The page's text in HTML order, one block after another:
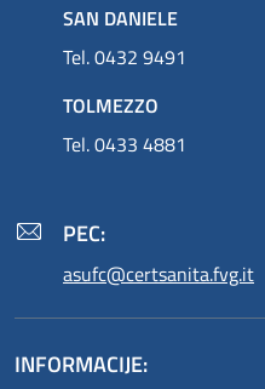
SAN DANIELE
Tel. 0432 9491
TOLMEZZO
Tel. 0433 4881
PEC:
asufc@certsanita.fvg.it
INFORMACIJE: